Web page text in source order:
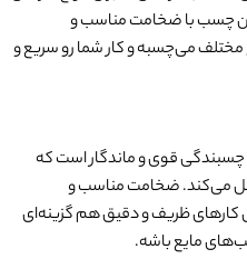
چسب با ضخامت مناسب و
مختلف می‌چسبه و کار شما رو سریع و
دارای چسبندگی قوی و ماندگار است که
می‌کند. ضخامت مناسب و
ظریف و دقیق هم گزینه‌ای
مایع باشه.